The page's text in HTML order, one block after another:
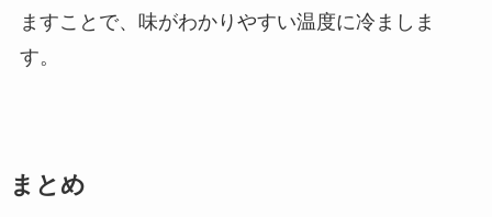
ますことで、味がわかりやすい温度に冷ましま
す。
まとめ